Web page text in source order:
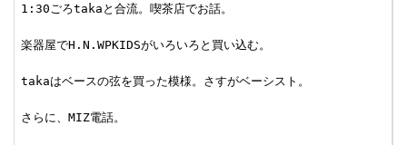
1:30ごろtakaと合流。喫茶店でお話。
楽器屋でH.N.WPKIDSがいろいろと買い込む。
takaはベースの弦を買った模様。さすがベーシスト。
さらに、MIZ電話。